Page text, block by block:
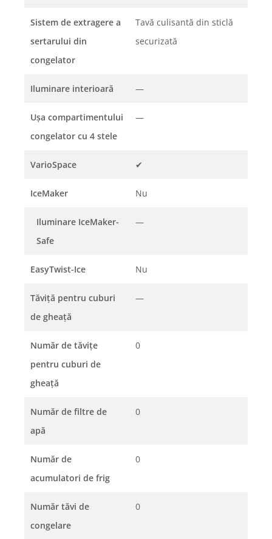
Sistem de extragere a
sertarului din
congelator
Tavă culisantă din sticlă
securizată
Iluminare interioară —
Uşa compartimentului
congelator cu 4 stele
—
VarioSpace ✔
IceMaker Nu
Iluminare IceMaker-
Safe
—
EasyTwist-Ice Nu
Tăviţă pentru cuburi
de gheaţă
—
Număr de tăviţe
pentru cuburi de
gheaţă
0
Număr de filtre de
apă
0
Număr de
acumulatori de frig
0
Număr tăvi de
congelare
0